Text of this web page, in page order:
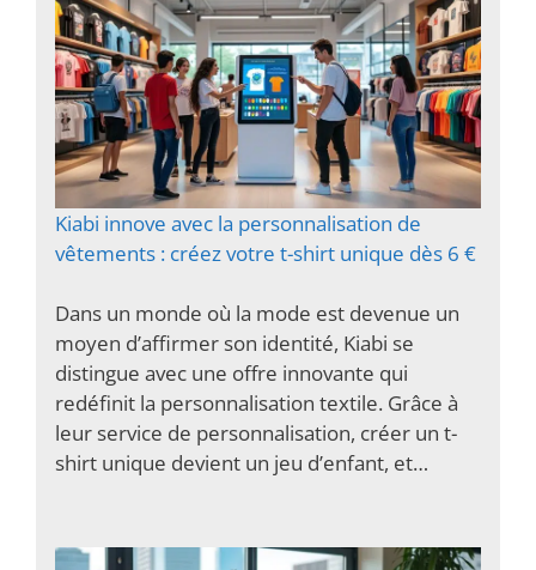
Kiabi innove avec la personnalisation de
vêtements : créez votre t-shirt unique dès 6 €
Dans un monde où la mode est devenue un
moyen d’affirmer son identité, Kiabi se
distingue avec une offre innovante qui
redéfinit la personnalisation textile. Grâce à
leur service de personnalisation, créer un t-
shirt unique devient un jeu d’enfant, et…